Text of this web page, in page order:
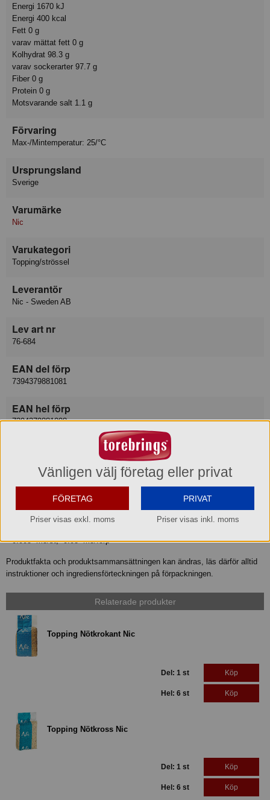
Energi 1670 kJ
Energi 400 kcal
Fett 0 g
varav mättat fett 0 g
Kolhydrat 98.3 g
varav sockerarter 97.7 g
Fiber 0 g
Protein 0 g
Motsvarande salt 1.1 g
Förvaring
Max-/Mintemperatur: 25/°C
Ursprungsland
Sverige
Varumärke
Nic
Varukategori
Topping/strössel
Leverantör
Nic - Sweden AB
Lev art nr
76-684
EAN del förp
7394379881081
EAN hel förp
7394379881098
Bruttovikt
1.02 kg/st 6.12 kg/förp
0.005 m3/st, 0.03 m3/förp
Produktfakta och produktsammansättningen kan ändras, läs därför alltid
instruktioner och ingrediensförteckningen på förpackningen.
Relaterade produkter
Topping Nötkrokant Nic
Del: 1 st Köp
Hel: 6 st Köp
Topping Nötkross Nic
Del: 1 st Köp
Hel: 6 st Köp
Vänligen välj företag eller privat
FÖRETAG
Priser visas exkl. moms
PRIVAT
Priser visas inkl. moms